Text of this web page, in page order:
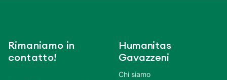
Rimaniamo in
contatto!
Humanitas
Gavazzeni
Chi siamo